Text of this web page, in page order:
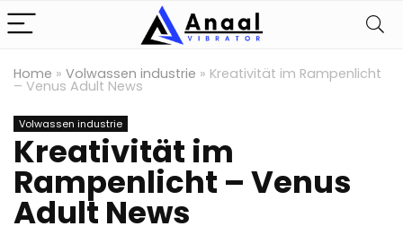
Home » Volwassen industrie » Kreativität im Rampenlicht
– Venus Adult News
Volwassen industrie
Kreativität im
Rampenlicht – Venus
Adult News